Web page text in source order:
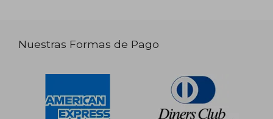
Nuestras Formas de Pago